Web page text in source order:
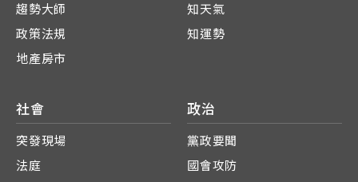
趨勢大師
政策法規
地產房市
知天氣
知運勢
社會
突發現場
法庭
政治
黨政要聞
國會攻防